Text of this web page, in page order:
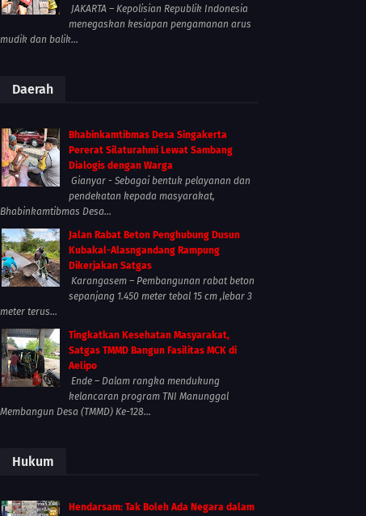
JAKARTA – Kepolisian Republik Indonesia
menegaskan kesiapan pengamanan arus
mudik dan balik...
Daerah
Bhabinkamtibmas Desa Singakerta
Pererat Silaturahmi Lewat Sambang
Dialogis dengan Warga
Gianyar - Sebagai bentuk pelayanan dan
pendekatan kepada masyarakat,
Bhabinkamtibmas Desa...
Jalan Rabat Beton Penghubung Dusun
Kubakal-Alasngandang Rampung
Dikerjakan Satgas
Karangasem – Pembangunan rabat beton
sepanjang 1.450 meter tebal 15 cm ,lebar 3
meter terus...
Tingkatkan Kesehatan Masyarakat,
Satgas TMMD Bangun Fasilitas MCK di
Aelipo
Ende – Dalam rangka mendukung
kelancaran program TNI Manunggal
Membangun Desa (TMMD) Ke-128...
Hukum
Hendarsam: Tak Boleh Ada Negara dalam